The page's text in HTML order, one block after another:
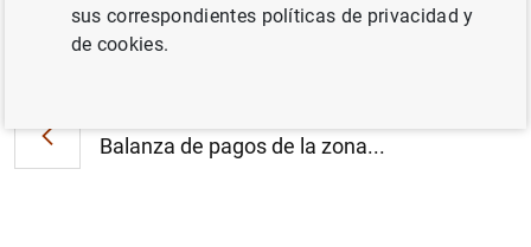
Balanza de pagos de la zona...
Siguiente
Estadísticas de fondos de i...
sus correspondientes políticas de privacidad y
de cookies.